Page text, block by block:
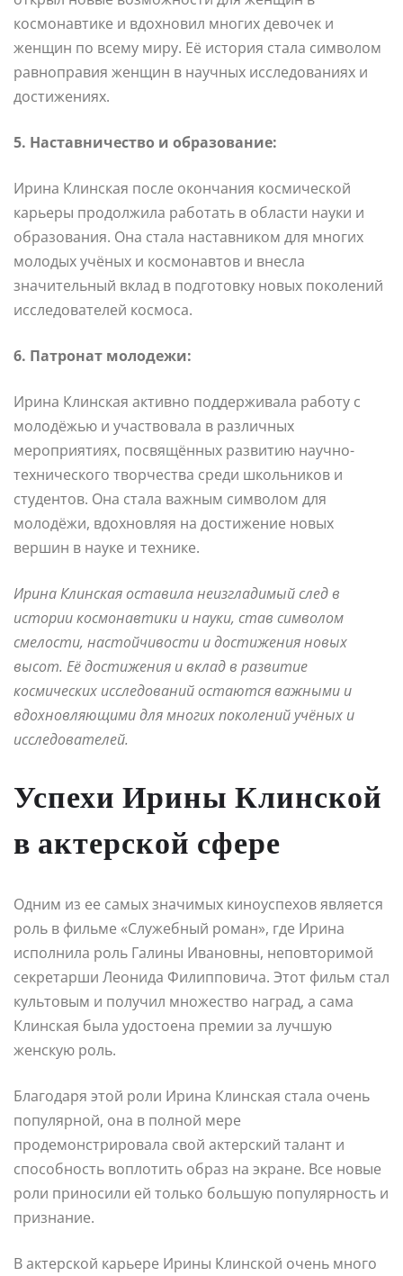
космонавтике и вдохновил многих девочек и
женщин по всему миру. Её история стала символом
равноправия женщин в научных исследованиях и
достижениях.
5. Наставничество и образование:
Ирина Клинская после окончания космической
карьеры продолжила работать в области науки и
образования. Она стала наставником для многих
молодых учёных и космонавтов и внесла
значительный вклад в подготовку новых поколений
исследователей космоса.
6. Патронат молодежи:
Ирина Клинская активно поддерживала работу с
молодёжью и участвовала в различных
мероприятиях, посвящённых развитию научно-
технического творчества среди школьников и
студентов. Она стала важным символом для
молодёжи, вдохновляя на достижение новых
вершин в науке и технике.
Ирина Клинская оставила неизгладимый след в
истории космонавтики и науки, став символом
смелости, настойчивости и достижения новых
высот. Её достижения и вклад в развитие
космических исследований остаются важными и
вдохновляющими для многих поколений учёных и
исследователей.
Успехи Ирины Клинской
в актерской сфере
Одним из ее самых значимых киноуспехов является
роль в фильме «Служебный роман», где Ирина
исполнила роль Галины Ивановны, неповторимой
секретарши Леонида Филипповича. Этот фильм стал
культовым и получил множество наград, а сама
Клинская была удостоена премии за лучшую
женскую роль.
Благодаря этой роли Ирина Клинская стала очень
популярной, она в полной мере
продемонстрировала свой актерский талант и
способность воплотить образ на экране. Все новые
роли приносили ей только большую популярность и
признание.
В актерской карьере Ирины Клинской очень много